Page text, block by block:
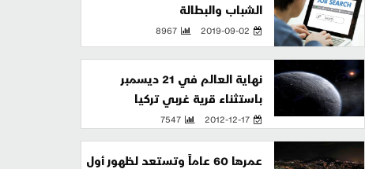
الشباب والبطالة
2019-09-02
8967
نهاية العالم في 21 ديسمبر
باستثناء قرية غربي تركيا
2012-12-17
7547
عمرها 60 عاماً وتستعد لظهور أول